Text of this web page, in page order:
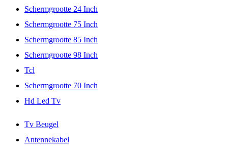
Schermgrootte 24 Inch
Schermgrootte 75 Inch
Schermgrootte 85 Inch
Schermgrootte 98 Inch
Tcl
Schermgrootte 70 Inch
Hd Led Tv
Tv Beugel
Antennekabel